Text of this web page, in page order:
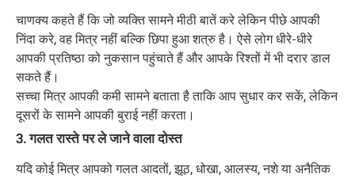
चाणक्य कहते हैं कि जो व्यक्ति सामने मीठी बातें करे लेकिन पीछे आपकी
निंदा करे, वह मित्र नहीं बल्कि छिपा हुआ शत्रु है। ऐसे लोग धीरे-धीरे
आपकी प्रतिष्ठा को नुकसान पहुंचाते हैं और आपके रिश्तों में भी दरार डाल
सकते हैं।
सच्चा मित्र आपकी कमी सामने बताता है ताकि आप सुधार कर सकें, लेकिन
दूसरों के सामने आपकी बुराई नहीं करता।
3. गलत रास्ते पर ले जाने वाला दोस्त
यदि कोई मित्र आपको गलत आदतों, झूठ, धोखा, आलस्य, नशे या अनैतिक